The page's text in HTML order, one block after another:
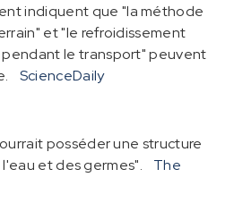
indiquent que "la méthode
et "le refroidissement
le transport" peuvent
ScienceDaily
posséder une structure
et des germes".
The